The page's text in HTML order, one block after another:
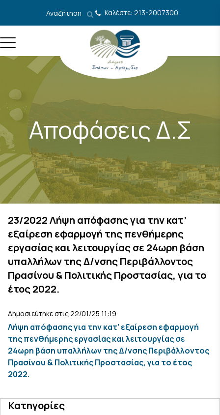
Αναζήτηση Καλέστε: 213-2007300
Αποφάσεις Δ.Σ
23/2022 Λήψη απόφασης για την κατ’
εξαίρεση εφαρμογή της πενθήμερης
εργασίας και λειτουργίας σε 24ωρη βάση
υπαλλήλων της Δ/νσης Περιβάλλοντος
Πρασίνου & Πολιτικής Προστασίας, για το
έτος 2022.
Δημοσιεύτηκε στις 22/01/25 11:19
Λήψη απόφασης για την κατ’ εξαίρεση εφαρμογή
της πενθήμερης εργασίας και λειτουργίας σε
24ωρη βάση υπαλλήλων της Δ/νσης Περιβάλλοντος
Πρασίνου & Πολιτικής Προστασίας, για το έτος
2022.
Κατηγορίες